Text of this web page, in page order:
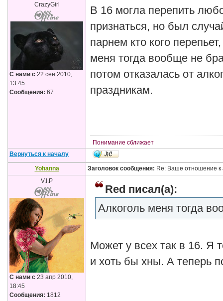
CrazyGirl
С нами с 22 сен 2010,
13:45
Сообщения: 67
В 16 могла перепить
признаться, но был
парнем кто кого
меня тогда вообще не
потом отказалась от
праздникам.
Понимание сближает
Вернуться к началу
Yohanna Заголовок сообщения: Re: Ваше отношение к
V.I.P
С нами с 23 апр 2010,
18:45
Сообщения: 1812
Red писал(а):
Алкоголь меня тогда
Может у всех так в 16. Я
и хоть бы хны. А теперь